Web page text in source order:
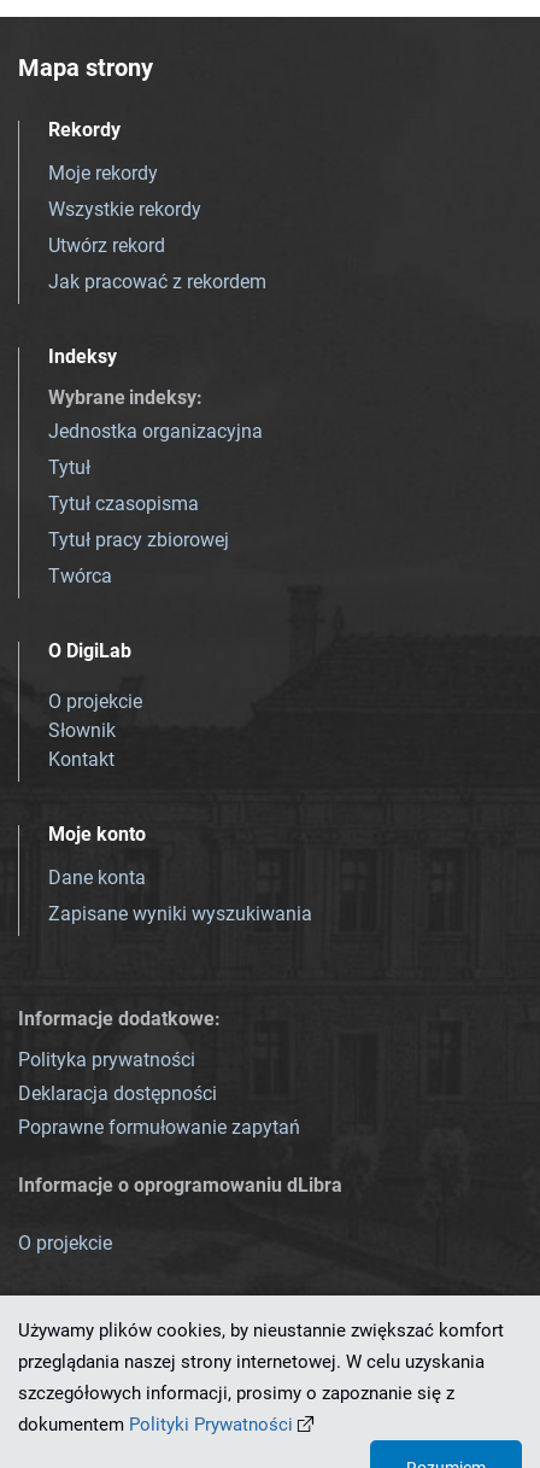
Mapa strony
Rekordy
Moje rekordy
Wszystkie rekordy
Utwórz rekord
Jak pracować z rekordem
Indeksy
Wybrane indeksy:
Jednostka organizacyjna
Tytuł
Tytuł czasopisma
Tytuł pracy zbiorowej
Twórca
O DigiLab
O projekcie
Słownik
Kontakt
Moje konto
Dane konta
Zapisane wyniki wyszukiwania
Informacje dodatkowe:
Polityka prywatności
Deklaracja dostępności
Poprawne formułowanie zapytań
Informacje o oprogramowaniu dLibra
O projekcie
Ten serwis działa dzięki oprogramowaniu
Używamy plików cookies, by nieustannie zwiększać komfort
przeglądania naszej strony internetowej. W celu uzyskania
szczegółowych informacji, prosimy o zapoznanie się z
dokumentem Polityki Prywatności